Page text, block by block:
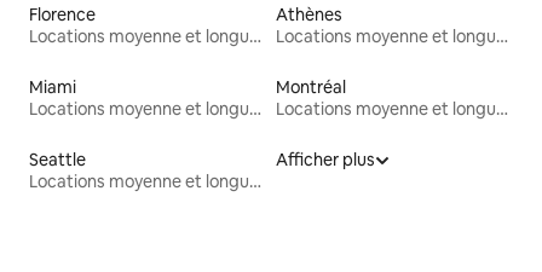
Florence
Locations moyenne et longue durée
Athènes
Locations moyenne et longue durée
Miami
Locations moyenne et longue durée
Montréal
Locations moyenne et longue durée
Seattle
Locations moyenne et longue durée
Afficher plus